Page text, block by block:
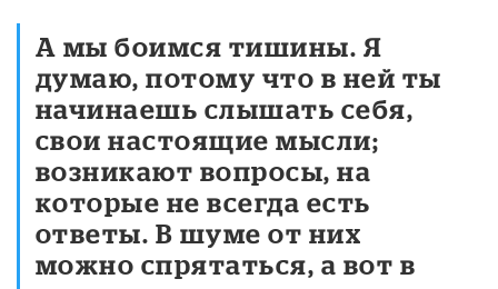
А мы боимся тишины. Я
думаю, потому что в ней ты
начинаешь слышать себя,
свои настоящие мысли;
возникают вопросы, на
которые не всегда есть
ответы. В шуме от них
можно спрятаться, а вот в